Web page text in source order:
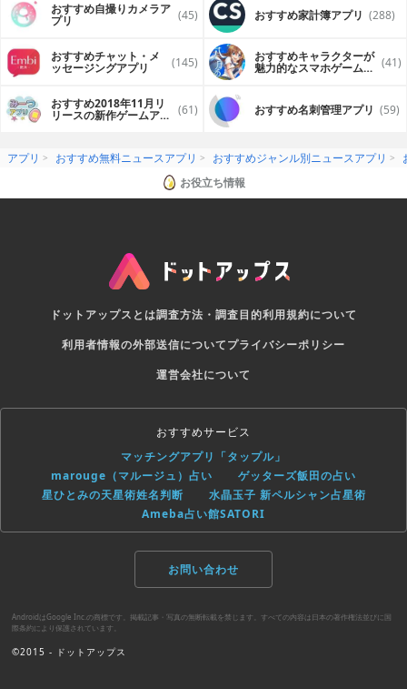
おすすめ自撮りカメラア
プリ (45) おすすめ家計簿アプリ (288)
おすすめチャット・メ
ッセージングアプリ (145) おすすめキャラクターが
魅力的なスマホゲームア (41)
おすすめ2018年11月リ
リースの新作ゲームアプ (61) おすすめ名刺管理アプリ (59)
アプリ おすすめ無料ニュースアプリ おすすめジャンル別ニュースアプリ
お役立ち情報
ドットアップスとは調査方法・調査目的利用規約について
利用者情報の外部送信についてプライバシーポリシー
運営会社について
おすすめサービス
マッチングアプリ「タップル」
marouge（マルージュ）占い
ゲッターズ飯田の占い
星ひとみの天星術姓名判断
水晶玉子 新ペルシャン占星術
Ameba占い館SATORI
お問い合わせ
AndroidはGoogle Inc.の商標です。掲載記事・写真の無断転載を禁じます。すべての内容は日本の著作権法並びに国
際条約により保護されています。
©2015 - ドットアップス